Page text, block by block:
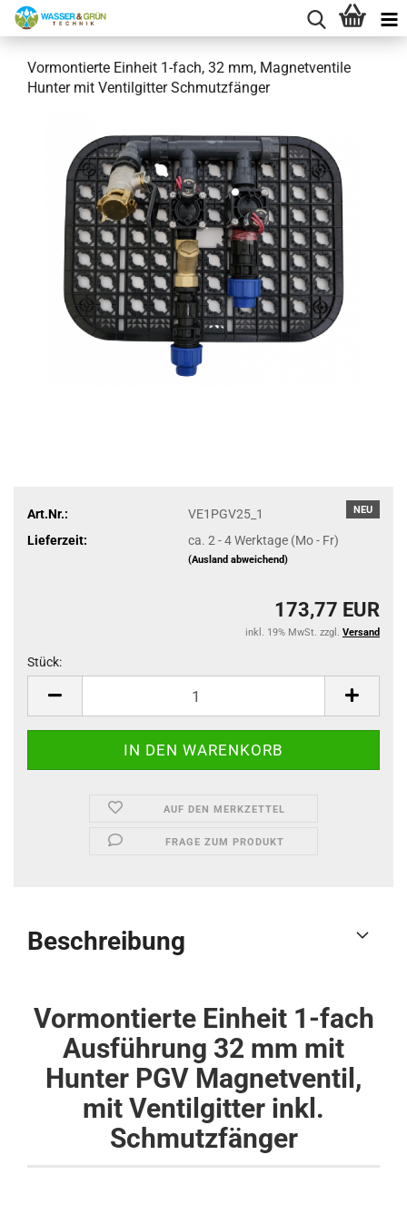
Vormontierte Einheit 1-fach, 32 mm, Magnetventile
Hunter mit Ventilgitter Schmutzfänger
NEU
Art.Nr.:
VE1PGV25_1
Lieferzeit:
ca. 2 - 4 Werktage (Mo - Fr)
(Ausland abweichend)
173,77 EUR
inkl. 19% MwSt. zzgl. Versand
Stück:
AUF DEN MERKZETTEL
FRAGE ZUM PRODUKT
Beschreibung
Vormontierte Einheit 1-fach
Ausführung 32 mm mit
Hunter PGV Magnetventil,
mit Ventilgitter inkl.
Schmutzfänger